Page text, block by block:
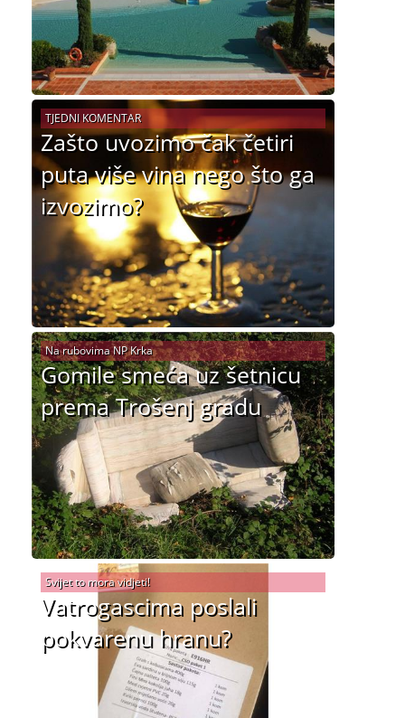
Zašto uvozimo čak četiri
puta više vina nego što ga
izvozimo?
TJEDNI KOMENTAR
Gomile smeća uz šetnicu
prema Trošenj gradu
Na rubovima NP Krka
Vatrogascima poslali
pokvarenu hranu?
Svijet to mora vidjeti!